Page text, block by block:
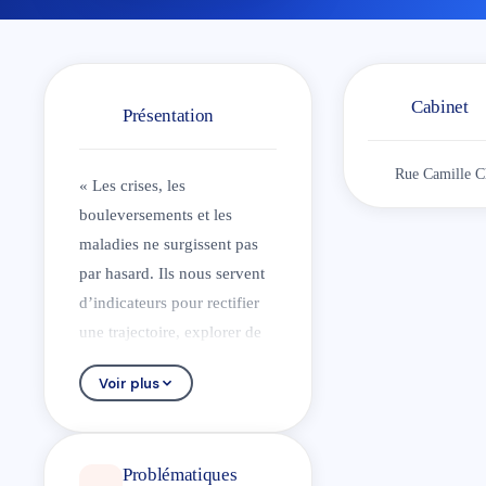
Présentation
« Les crises, les
bouleversements et les
maladies ne surgissent pas
par hasard. Ils nous servent
d’indicateurs pour rectifier
une trajectoire, explorer de
nouvelles orientations,
expérimenter un autre
Rassart.
Voir plus
Problématiques
Cabinet
Rue Camille